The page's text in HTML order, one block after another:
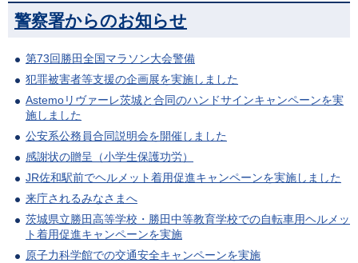
警察署からのお知らせ
第73回勝田全国マラソン大会警備
犯罪被害者等支援の企画展を実施しました
Astemoリヴァーレ茨城と合同のハンドサインキャンペーンを実
施しました
公安系公務員合同説明会を開催しました
感謝状の贈呈（小学生保護功労）
JR佐和駅前でヘルメット着用促進キャンペーンを実施しました
来庁されるみなさまへ
茨城県立勝田高等学校・勝田中等教育学校での自転車用ヘルメッ
ト着用促進キャンペーンを実施
原子力科学館での交通安全キャンペーンを実施